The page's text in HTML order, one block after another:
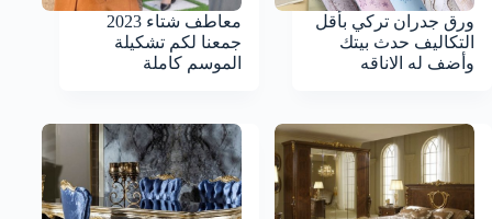
ورق جدران تركي بأقل
التكاليف حدث بيتك
وأضف له الاناقه
معاطف شتاء 2023
جمعنا لكم تشكيلة
الموسم كاملة